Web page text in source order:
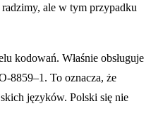
ale w tym przypadku
kodowań. Właśnie obsługuje
8859–1. To oznacza, że
języków. Polski się nie